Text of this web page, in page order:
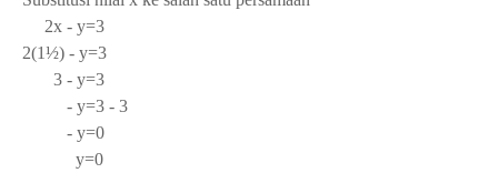
2x - y=3
2(1½) - y=3
3 - y=3
- y=3 - 3
- y=0
y=0